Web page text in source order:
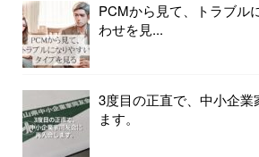
PCMから見て、トラブル
わせを見...
3度目の正直で、中小企業
ます。